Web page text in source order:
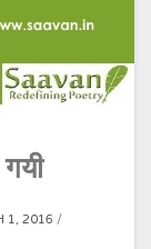
1, 2016